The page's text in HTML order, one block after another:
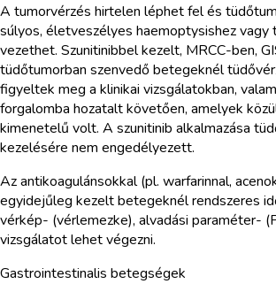
A tumorvérzés hirtelen léphet fel és
súlyos, életveszélyes haemoptysishez vagy
vezethet. Szunitinibbel kezelt, MRCC-ben,
tüdőtumorban szenvedő betegeknél
figyeltek meg a klinikai vizsgálatokban,
forgalomba hozatalt követően, amelyek
kimenetelű volt. A szunitinib alkalmazása
kezelésére nem engedélyezett.
Az antikoagulánsokkal (pl. warfarinnal,
egyidejűleg kezelt betegeknél rendszeres
vérkép- (vérlemezke), alvadási paraméter-
vizsgálatot lehet végezni.
Gastrointestinalis betegségek